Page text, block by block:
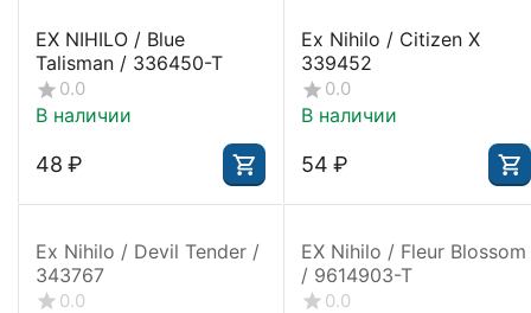
EX NIHILO / Blue
Talisman / 336450-T
0.0
В наличии
‍48‍ ₽
Ex Nihilo / Citizen X
339452
0.0
В наличии
‍54‍ ₽
Ex Nihilo / Devil Tender /
343767
0.0
EX Nihilo / Fleur Blossom
/ 9614903-T
0.0